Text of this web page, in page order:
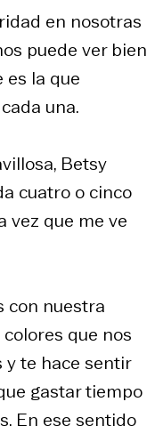
en nosotras
puede ver bien
es la que
una.
Betsy
cuatro o cinco
vez que me ve
con nuestra
que nos
y te hace sentir
gastar tiempo
En ese sentido